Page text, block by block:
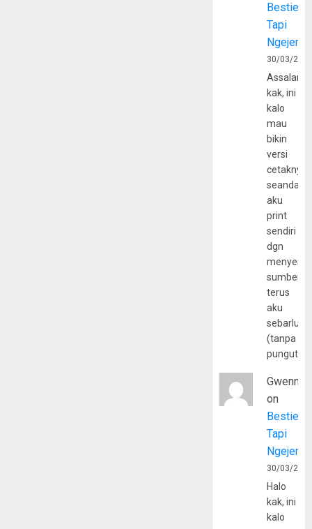
Bestie
Tapi
30/03/
kak, ini
kalo
mau
bikin
versi
cetaknya
aku
print
sendiri
dgn
sumber
terus
aku
(tanpa
Gwenny
on
Bestie
Tapi
30/03/
Halo
kak, ini
kalo